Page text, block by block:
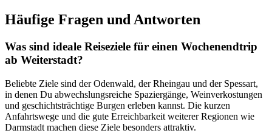
Häufige Fragen und Antworten
Was sind ideale Reiseziele für einen Wochenendtrip
ab Weiterstadt?
Beliebte Ziele sind der Odenwald, der Rheingau und der Spessart,
in denen Du abwechslungsreiche Spaziergänge, Weinverkostungen
und geschichtsträchtige Burgen erleben kannst. Die kurzen
Anfahrtswege und die gute Erreichbarkeit weiterer Regionen wie
Darmstadt machen diese Ziele besonders attraktiv.